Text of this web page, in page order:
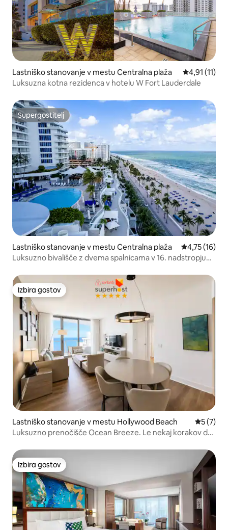
Lastniško stanovanje v mestu Centralna plaža Povprečna
4,91 (11)
Luksuzna kotna rezidenca v hotelu W Fort Lauderdale
Supergostitelj
Supergostitelj
Lastniško stanovanje v mestu Centralna plaža Povprečna
4,75 (16)
Luksuzno bivališče z dvema spalnicama v 16. nadstropju
Izbira gostov
Izbira gostov
Lastniško stanovanje v mestu Hollywood Beach
5 (7)
Luksuzno prenočišče Ocean Breeze. Le nekaj korakov do
Izbira gostov
Izbira gostov